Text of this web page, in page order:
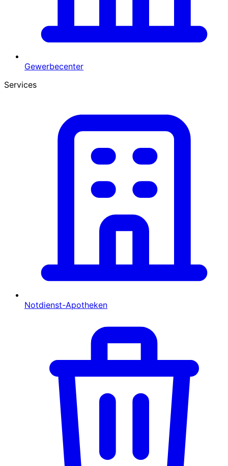
Gewerbecenter
Services
Notdienst-Apotheken